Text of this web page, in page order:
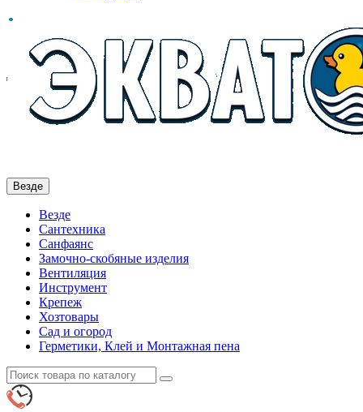
Везде
Везде
Сантехника
Санфаянс
Замочно-скобяные изделия
Вентиляция
Инструмент
Крепеж
Хозтовары
Сад и огород
Герметики, Клей и Монтажная пена